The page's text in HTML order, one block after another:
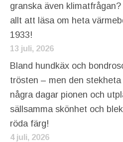
granska även
allt att läsa om heta
1933!
13 juli, 2026
Bland hundkäx och
trösten – men den
några dagar pionen och
sällsamma skönhet och
röda färg!
4 juli, 2026